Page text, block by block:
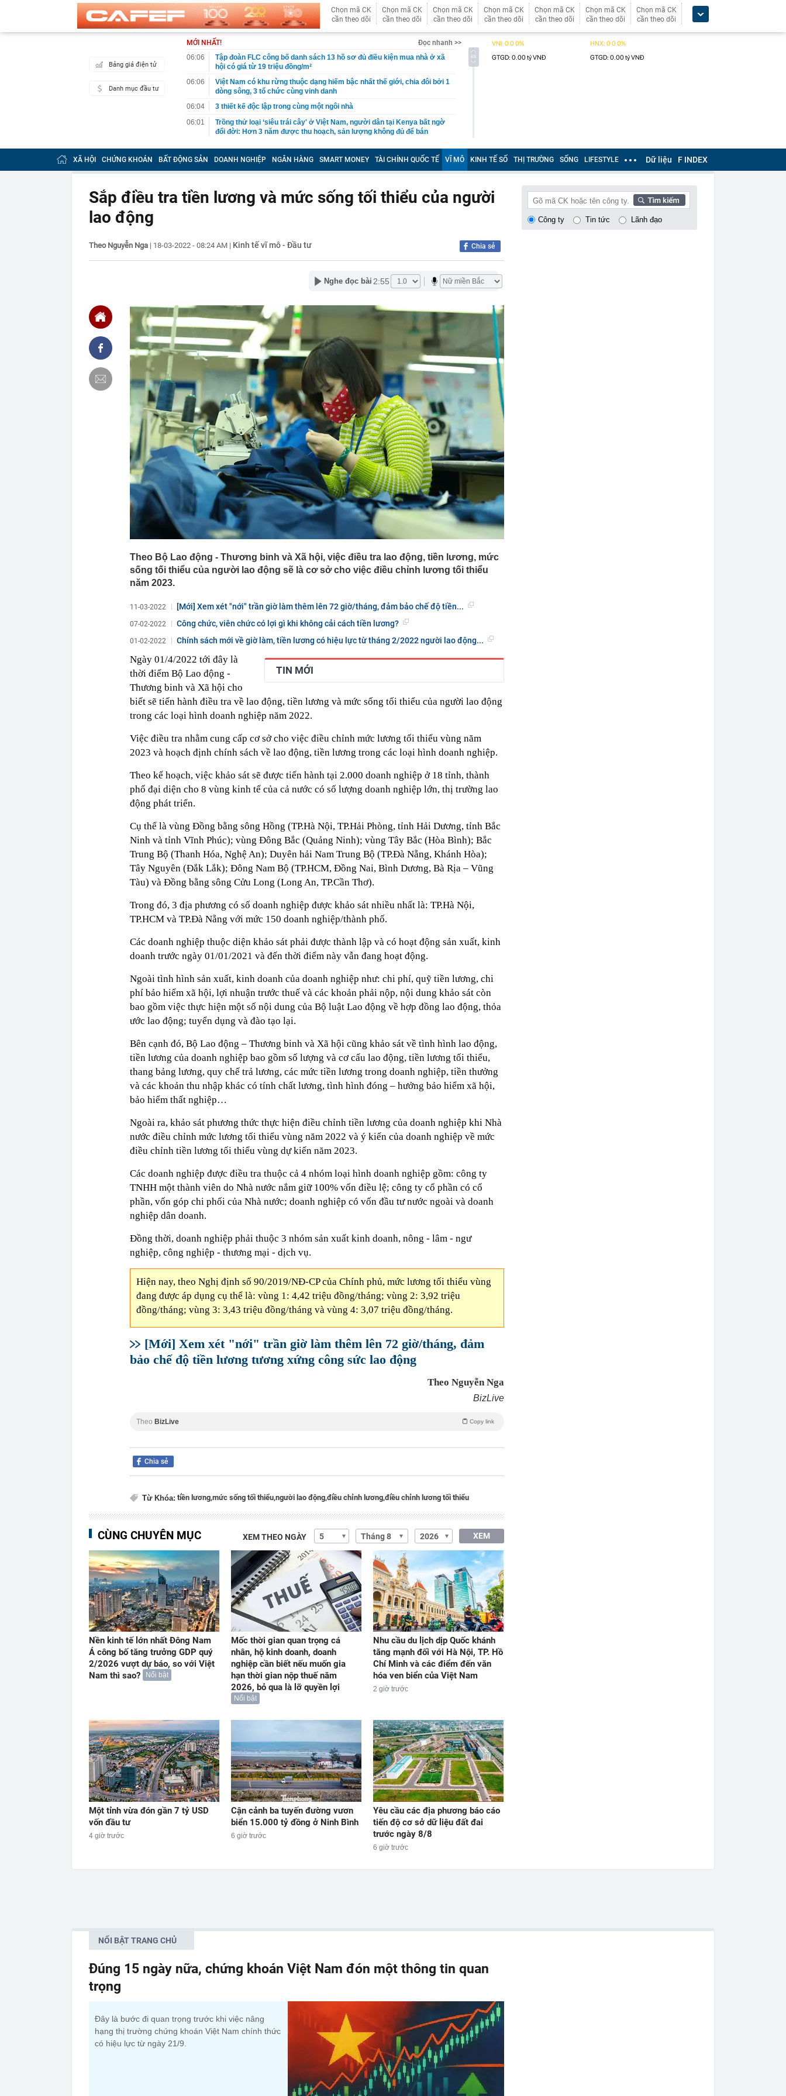
Chọn mã CK
cần theo dõi
Chọn mã CK
cần theo dõi
Chọn mã CK
cần theo dõi
Chọn mã CK
cần theo dõi
Chọn mã CK
cần theo dõi
Chọn mã CK
cần theo dõi
Chọn mã CK
cần theo dõi
Bảng giá điện tử
Danh mục đầu tư
MỚI NHẤT!
Đọc nhanh >>
06:06
Tập đoàn FLC công bố danh sách 13 hồ sơ đủ điều kiện mua nhà ở xã
hội có giá từ 19 triệu đồng/m²
06:06
Việt Nam có khu rừng thuộc dạng hiếm bậc nhất thế giới, chia đôi bởi 1
dòng sông, 3 tổ chức cùng vinh danh
06:04
3 thiết kế độc lập trong cùng một ngôi nhà
06:01
Trồng thử loại ‘siêu trái cây' ở Việt Nam, người dân tại Kenya bất ngờ
đổi đời: Hơn 3 năm được thu hoạch, sản lượng không đủ để bán
05:34
Vì sao ăn chuối xong KHÔNG NÊN vứt vỏ?
00:40
Việt Nam có 1 bệnh viện đạt doanh thu gần 1.000 tỷ đồng chỉ trong nửa
năm: Từng chi gần 200 tỷ đưa công nghệ tiên tiến nhất thế giới về
00:37
Việt Nam có đỉnh núi ít người biết cao hơn 3.000 m: Sở hữu rừng đỗ
quyên đẹp bậc nhất Tây Bắc, mùa đông phủ băng giá trắng xóa
USD năm 2026-2027
Cựu vương ngành thép lỗ lũy kế hơn 3.800 tỷ, khoản phải trả nhóm Vin
trọng
00:03
Vietcap gọi tên 29 cổ phiếu có thể đón dòng vốn tỷ USD sau nâng hạng
00:03
Trung Quốc tuyên bố áp thuế 20% với tài sản uỷ thác ở nước ngoài,
giới siêu giàu 'nháo nhào' tìm cách nộp tiền
Một cổ phiếu HOSE "bốc đầu" kịch trần 5 phiên liên tiếp sau khi báo lãi
quý 2 đột biến
00:02
Vinpearl cần thu hơn 9.200 tỷ đồng trong nửa cuối năm 2026: Động lực
đến từ đâu?
00:02
Agriseco gọi tên 6 doanh nghiệp tăng trưởng, định giá hợp lý
00:01
Không chỉ lãi lớn từ cho vay, vì đâu Vietcombank có khoản lãi 2.900 tỷ
ngay sau khi nắm trọn toà tháp 35 tầng đắc địa hàng đầu phường Sài
Gòn?
00:01
Công ty may có quỹ phúc lợi 174 tỷ đồng cho gần 1.700 nhân viên:
Nhận trẻ từ 12 tháng tuổi, miễn học phí, hỗ trợ nửa tiền ăn
00:01
“Gà đẻ trứng vàng” của MWG có thể mở hơn 1.000 cửa hàng trong
năm nay, lợi nhuận nhiều khả năng vượt kế hoạch
XÃ HỘI CHỨNG KHOÁN BẤT ĐỘNG SẢN DOANH NGHIỆP NGÂN HÀNG SMART MONEY TÀI CHÍNH QUỐC TẾ VĨ MÔ KINH TẾ SỐ THỊ TRƯỜNG SỐNG LIFESTYLE Dữ liệu F INDEX
Sắp điều tra tiền lương và mức sống tối thiểu của người
lao động
Theo Nguyễn Nga | 18-03-2022 - 08:24 AM | Kinh tế vĩ mô - Đầu tư Chia sẻ
Nghe đọc bài 2:55
Theo Bộ Lao động - Thương binh và Xã hội, việc điều tra lao động, tiền lương, mức
sống tối thiểu của người lao động sẽ là cơ sở cho việc điều chỉnh lương tối thiểu
năm 2023.
11-03-2022 [Mới] Xem xét "nới" trần giờ làm thêm lên 72 giờ/tháng, đảm bảo chế độ tiền...
07-02-2022 Công chức, viên chức có lợi gì khi không cải cách tiền lương?
01-02-2022 Chính sách mới về giờ làm, tiền lương có hiệu lực từ tháng 2/2022 người lao động...
TIN MỚI
Ngày 01/4/2022 tới đây là
thời điểm Bộ Lao động -
Thương binh và Xã hội cho
biết sẽ tiến hành điều tra về lao động, tiền lương và mức sống tối thiểu của người lao động
trong các loại hình doanh nghiệp năm 2022.
Việc điều tra nhằm cung cấp cơ sở cho việc điều chỉnh mức lương tối thiểu vùng năm
2023 và hoạch định chính sách về lao động, tiền lương trong các loại hình doanh nghiệp.
Theo kế hoạch, việc khảo sát sẽ được tiến hành tại 2.000 doanh nghiệp ở 18 tỉnh, thành
phố đại diện cho 8 vùng kinh tế của cả nước có số lượng doanh nghiệp lớn, thị trường lao
động phát triển.
Cụ thể là vùng Đồng bằng sông Hồng (TP.Hà Nội, TP.Hải Phòng, tỉnh Hải Dương, tỉnh Bắc
Ninh và tỉnh Vĩnh Phúc); vùng Đông Bắc (Quảng Ninh); vùng Tây Bắc (Hòa Bình); Bắc
Trung Bộ (Thanh Hóa, Nghệ An); Duyên hải Nam Trung Bộ (TP.Đà Nẵng, Khánh Hòa);
Tây Nguyên (Đắk Lắk); Đông Nam Bộ (TP.HCM, Đồng Nai, Bình Dương, Bà Rịa – Vũng
Tàu) và Đồng bằng sông Cửu Long (Long An, TP.Cần Thơ).
Trong đó, 3 địa phương có số doanh nghiệp được khảo sát nhiều nhất là: TP.Hà Nội,
TP.HCM và TP.Đà Nẵng với mức 150 doanh nghiệp/thành phố.
Các doanh nghiệp thuộc diện khảo sát phải được thành lập và có hoạt động sản xuất, kinh
doanh trước ngày 01/01/2021 và đến thời điểm này vẫn đang hoạt động.
Ngoài tình hình sản xuất, kinh doanh của doanh nghiệp như: chi phí, quỹ tiền lương, chi
phí bảo hiểm xã hội, lợi nhuận trước thuế và các khoản phải nộp, nội dung khảo sát còn
bao gồm việc thực hiện một số nội dung của Bộ luật Lao động về hợp đồng lao động, thỏa
ước lao động; tuyển dụng và đào tạo lại.
Bên cạnh đó, Bộ Lao động – Thương binh và Xã hội cũng khảo sát về tình hình lao động,
tiền lương của doanh nghiệp bao gồm số lượng và cơ cấu lao động, tiền lương tối thiểu,
thang bảng lương, quy chế trả lương, các mức tiền lương trong doanh nghiệp, tiền thưởng
và các khoản thu nhập khác có tính chất lương, tình hình đóng – hưởng bảo hiểm xã hội,
bảo hiểm thất nghiệp…
Ngoài ra, khảo sát phương thức thực hiện điều chỉnh tiền lương của doanh nghiệp khi Nhà
nước điều chỉnh mức lương tối thiểu vùng năm 2022 và ý kiến của doanh nghiệp về mức
điều chỉnh tiền lương tối thiểu vùng dự kiến năm 2023.
Các doanh nghiệp được điều tra thuộc cả 4 nhóm loại hình doanh nghiệp gồm: công ty
TNHH một thành viên do Nhà nước nắm giữ 100% vốn điều lệ; công ty cổ phần có cổ
phần, vốn góp chi phối của Nhà nước; doanh nghiệp có vốn đầu tư nước ngoài và doanh
nghiệp dân doanh.
Đồng thời, doanh nghiệp phải thuộc 3 nhóm sản xuất kinh doanh, nông - lâm - ngư
nghiệp, công nghiệp - thương mại - dịch vụ.
Hiện nay, theo Nghị định số 90/2019/NĐ-CP của Chính phủ, mức lương tối thiểu vùng
đang được áp dụng cụ thể là: vùng 1: 4,42 triệu đồng/tháng; vùng 2: 3,92 triệu
đồng/tháng; vùng 3: 3,43 triệu đồng/tháng và vùng 4: 3,07 triệu đồng/tháng.
[Mới] Xem xét "nới" trần giờ làm thêm lên 72 giờ/tháng, đảm
bảo chế độ tiền lương tương xứng công sức lao động
Theo Nguyễn Nga
BizLive
Theo BizLive Copy link
Chia sẻ
Từ Khóa: tiền lương,mức sống tối thiểu,người lao động,điều chỉnh lương,điều chỉnh lương tối thiểu
CÙNG CHUYÊN MỤC XEM THEO NGÀY XEM
Nền kinh tế lớn nhất Đông Nam
Á công bố tăng trưởng GDP quý
2/2026 vượt dự báo, so với Việt
Nam thì sao?
Nổi bật
Mốc thời gian quan trọng cá
nhân, hộ kinh doanh, doanh
nghiệp cần biết nếu muốn gia
hạn thời gian nộp thuế năm
2026, bỏ qua là lỡ quyền lợi
Nổi bật
Nhu cầu du lịch dịp Quốc khánh
tăng mạnh đối với Hà Nội, TP. Hồ
Chí Minh và các điểm đến văn
hóa ven biển của Việt Nam
2 giờ trước
Một tỉnh vừa đón gần 7 tỷ USD
vốn đầu tư
4 giờ trước
Cận cảnh ba tuyến đường vươn
biển 15.000 tỷ đồng ở Ninh Bình
6 giờ trước
Yêu cầu các địa phương báo cáo
tiến độ cơ sở dữ liệu đất đai
trước ngày 8/8
6 giờ trước
Công ty Tin tức Lãnh đạo
NỔI BẬT TRANG CHỦ
Đúng 15 ngày nữa, chứng khoán Việt Nam đón một thông tin quan
trọng
Đây là bước đi quan trọng trước khi việc nâng
hạng thị trường chứng khoán Việt Nam chính thức
có hiệu lực từ ngày 21/9.